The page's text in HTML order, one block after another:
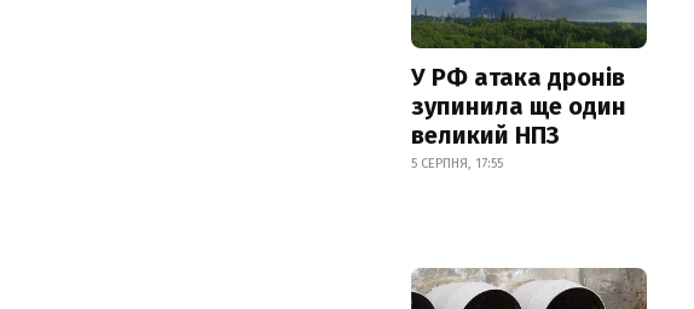
У РФ атака дронів
зупинила ще один
великий НПЗ
5 СЕРПНЯ, 17:55